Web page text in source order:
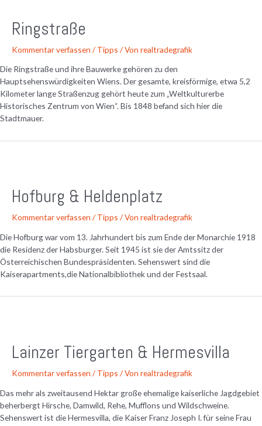
Ringstraße
Kommentar verfassen / Tipps / Von realtradegrafik
Die Ringstraße und ihre Bauwerke gehören zu den
Hauptsehenswürdigkeiten Wiens. Der gesamte, kreisförmige, etwa 5,2
Kilometer lange Straßenzug gehört heute zum „Weltkulturerbe
Historisches Zentrum von Wien“. Bis 1848 befand sich hier die
Stadtmauer.
Hofburg & Heldenplatz
Kommentar verfassen / Tipps / Von realtradegrafik
Die Hofburg war vom 13. Jahrhundert bis zum Ende der Monarchie 1918
die Residenz der Habsburger. Seit 1945 ist sie der Amtssitz der
Österreichischen Bundespräsidenten. Sehenswert sind die
Kaiserapartments,die Nationalbibliothek und der Festsaal.
Lainzer Tiergarten & Hermesvilla
Kommentar verfassen / Tipps / Von realtradegrafik
Das mehr als zweitausend Hektar große ehemalige kaiserliche Jagdgebiet
beherbergt Hirsche, Damwild, Rehe, Mufflons und Wildschweine.
Sehenswert ist die Hermesvilla, die Kaiser Franz Joseph I. für seine Frau